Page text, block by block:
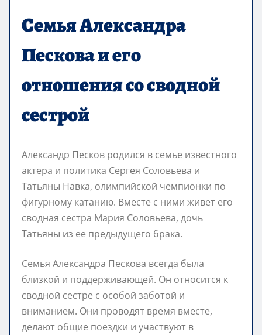
Семья Александра
Пескова и его
отношения со сводной
сестрой
Александр Песков родился в семье известного
актера и политика Сергея Соловьева и
Татьяны Навка, олимпийской чемпионки по
фигурному катанию. Вместе с ними живет его
сводная сестра Мария Соловьева, дочь
Татьяны из ее предыдущего брака.
Семья Александра Пескова всегда была
близкой и поддерживающей. Он относится к
сводной сестре с особой заботой и
вниманием. Они проводят время вместе,
делают общие поездки и участвуют в